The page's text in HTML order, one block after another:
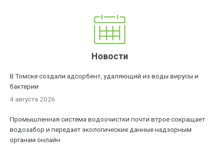
Новости
В Томске создали адсорбент, удаляющий из воды вирусы и
бактерии
4 августа 2026
Промышленная система водоочистки почти втрое сокращает
водозабор и передает экологические данные надзорным
органам онлайн